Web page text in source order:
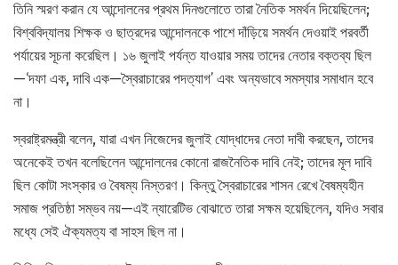
তিনি স্মরণ করান যে আন্দোলনের প্রথম দিনগুলোতে তারা নৈতিক সমর্থন দিয়েছিলেন;
বিশ্ববিদ্যালয় শিক্ষক ও ছাত্রদের আন্দোলনকে পাশে দাঁড়িয়ে সমর্থন দেওয়াই পরবর্তী
পর্যায়ের সূচনা করেছিল। ১৬ জুলাই পর্যন্ত যাওয়ার সময় তাদের নেতার বক্তব্য ছিল
—‘দফা এক, দাবি এক—স্বৈরাচারের পদত্যাগ’ এবং অন্যভাবে সমস্যার সমাধান হবে
না।
স্বরাষ্ট্রমন্ত্রী বলেন, যারা এখন নিজেদের জুলাই যোদ্ধাদের নেতা দাবী করছেন, তাদের
অনেকেই তখন বলেছিলেন আন্দোলনের কোনো রাজনৈতিক দাবি নেই; তাদের মূল দাবি
ছিল কোটা সংস্কার ও বৈষম্য নিস্তরণ। কিন্তু স্বৈরাচারের শাসন রেখে বৈষম্যহীন
সমাজ প্রতিষ্ঠা সম্ভব নয়—এই ন্যারেটিভ বোঝাতে তারা সক্ষম হয়েছিলেন, যদিও সবার
মধ্যে সেই ঐক্যমত্য বা সাহস ছিল না।